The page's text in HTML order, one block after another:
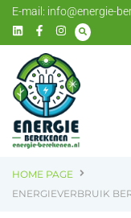
E-mail: info@energie-
HOME PAGE
ENERGIEVERBRUIK